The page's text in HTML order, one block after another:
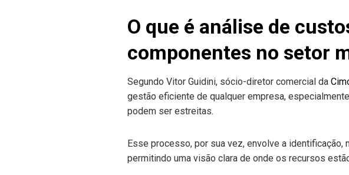
O que é análise de
componentes no setor
Segundo Vitor Guidini, sócio-diretor comercial da
gestão eficiente de qualquer empresa,
podem ser estreitas.
Esse processo, por sua vez, envolve a
permitindo uma visão clara de onde os recursos